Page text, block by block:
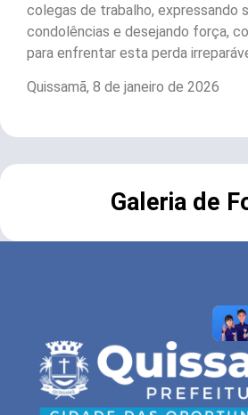
colegas de trabalho, expressando
condolências e desejando força,
para enfrentar esta perda
Quissamã, 8 de janeiro de 2026
Galeria de